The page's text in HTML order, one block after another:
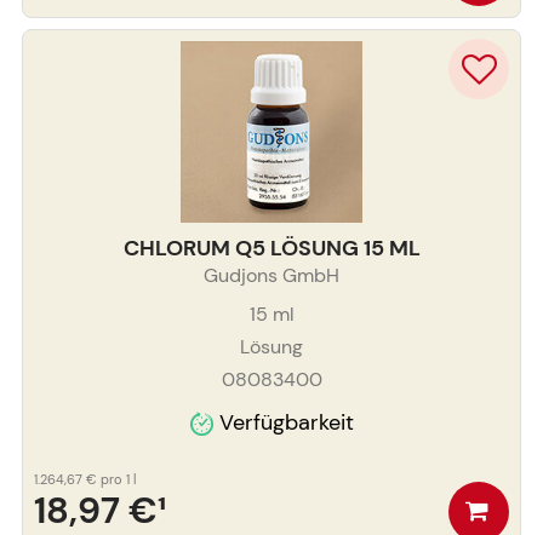
CHLORUM Q5 LÖSUNG 15 ML
Gudjons GmbH
15 ml
Lösung
08083400
Verfügbarkeit
18,97 €¹
1.264,67 € pro 1 l